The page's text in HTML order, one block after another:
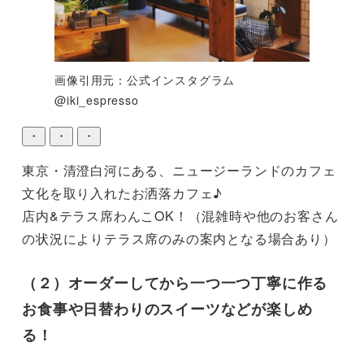
画像引用元：公式インスタグラム
@iki_espresso
・ ・ ・
東京・清澄白河にある、ニュージーランドのカフェ
文化を取り入れたお洒落カフェ♪
店内&テラス席わんこOK！（混雑時や他のお客さん
の状況によりテラス席のみの案内となる場合あり）
（２）オーダーしてから一つ一つ丁寧に作る
お食事や日替わりのスイーツなどが楽しめ
る！